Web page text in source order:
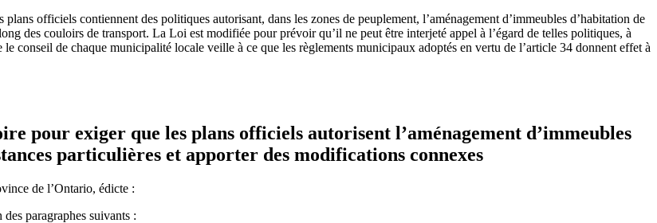
plans officiels contiennent des politiques autorisant, dans les zones de peuplement, l’aménagement d’immeubles d’habitation de
des couloirs de transport. La Loi est modifiée pour prévoir qu’il ne peut être interjeté appel à l’égard de telles politiques, à
conseil de chaque municipalité locale veille à ce que les règlements municipaux adoptés en vertu de l’article 34 donnent effet à
pour exiger que les plans officiels autorisent l’aménagement d’immeubles
particulières et apporter des modifications connexes
de l’Ontario, édicte :
paragraphes suivants :